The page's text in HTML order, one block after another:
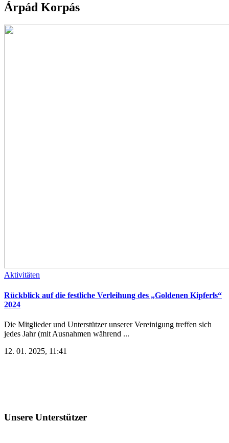
Árpád Korpás
Aktivitäten
Rückblick auf die festliche Verleihung des „Goldenen Kipferls“
2024
Die Mitglieder und Unterstützer unserer Vereinigung treffen sich
jedes Jahr (mit Ausnahmen während ...
12. 01. 2025, 11:41
Unsere Unterstützer